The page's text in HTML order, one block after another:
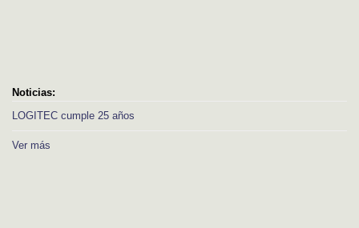
Noticias:
LOGITEC cumple 25 años
Ver más